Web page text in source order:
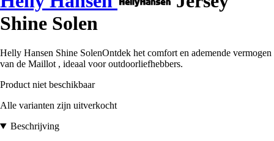
Shine Solen
Helly Hansen Shine SolenOntdek het comfort en ademende vermogen
van de Maillot , ideaal voor outdoorliefhebbers.
Product niet beschikbaar
Alle varianten zijn uitverkocht
Beschrijving